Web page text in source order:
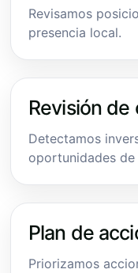
Revisamos
presencia local.
Revisión de
Detectamos
oportunidades de
Plan de
Priorizamos